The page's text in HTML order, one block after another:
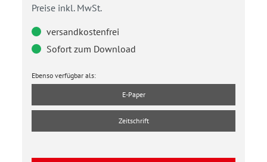
Preise inkl. MwSt.
versandkostenfrei
Sofort zum Download
Ebenso verfügbar als:
E-Paper
Zeitschrift